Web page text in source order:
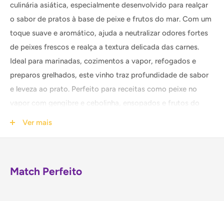
culinária asiática, especialmente desenvolvido para realçar
o sabor de pratos à base de peixe e frutos do mar. Com um
toque suave e aromático, ajuda a neutralizar odores fortes
de peixes frescos e realça a textura delicada das carnes.
Ideal para marinadas, cozimentos a vapor, refogados e
preparos grelhados, este vinho traz profundidade de sabor
e leveza ao prato. Perfeito para receitas como peixe no
vapor com gengibre e cebolinha, ensopados e frutos do
ingrediente essencial para realçar o sabor de pratos à base
Ver mais
Match Perfeito